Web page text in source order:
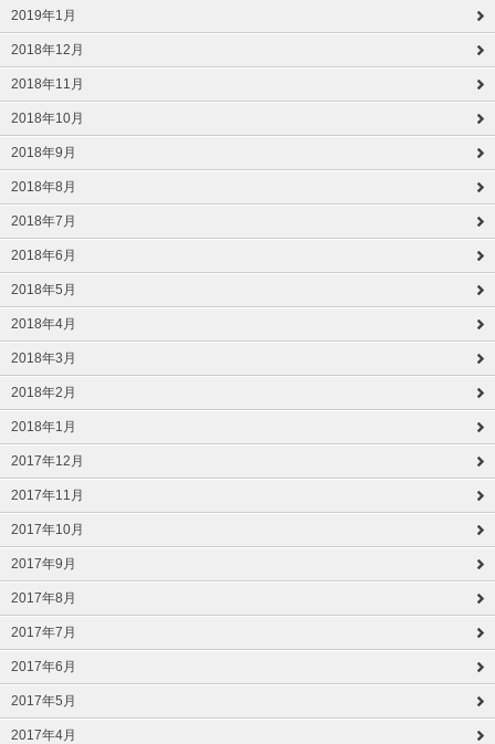
2019年1月
2018年12月
2018年11月
2018年10月
2018年9月
2018年8月
2018年7月
2018年6月
2018年5月
2018年4月
2018年3月
2018年2月
2018年1月
2017年12月
2017年11月
2017年10月
2017年9月
2017年8月
2017年7月
2017年6月
2017年5月
2017年4月